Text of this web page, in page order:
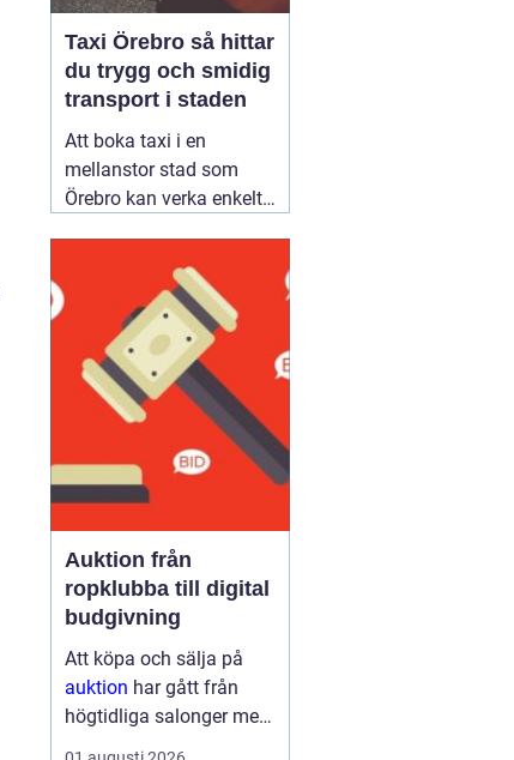
Taxi Örebro så hittar
du trygg och smidig
transport i staden
Att boka taxi i en
mellanstor stad som
Örebro kan verka enkelt.
och slippa fundera över
priset i efterhand. Därför
blir valet av bolag
viktigare än man först
tror. Den som jämför
alternativ för
02 augusti
2026
Auktion från
ropklubba till digital
budgivning
Att köpa och sälja på
auktion har gått från
högtidliga salonger med
ropande utropare till